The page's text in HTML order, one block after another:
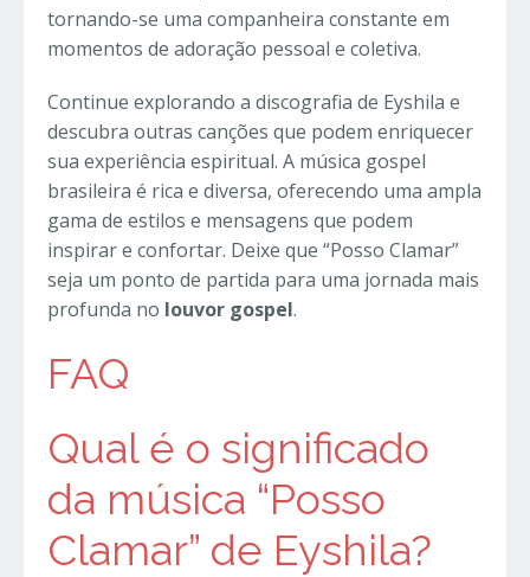
tornando-se uma companheira constante em
momentos de adoração pessoal e coletiva.
Continue explorando a discografia de Eyshila e
descubra outras canções que podem enriquecer
sua experiência espiritual. A música gospel
brasileira é rica e diversa, oferecendo uma ampla
gama de estilos e mensagens que podem
inspirar e confortar. Deixe que “Posso Clamar”
seja um ponto de partida para uma jornada mais
profunda no louvor gospel.
FAQ
Qual é o significado
da música “Posso
Clamar” de Eyshila?